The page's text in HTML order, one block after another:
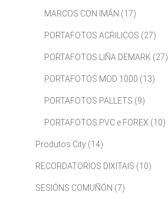
MARCOS CON IMÁN (17)
PORTAFOTOS ACRILICOS (27)
PORTAFOTOS LIÑA DEMARK (27)
PORTAFOTOS MOD 1000 (13)
PORTAFOTOS PALLETS (9)
PORTAFOTOS PVC e FOREX (10)
Produtos City (14)
RECORDATORIOS DIXITAIS (10)
SESIÓNS COMUÑÓN (7)